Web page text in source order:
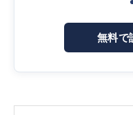
無料で